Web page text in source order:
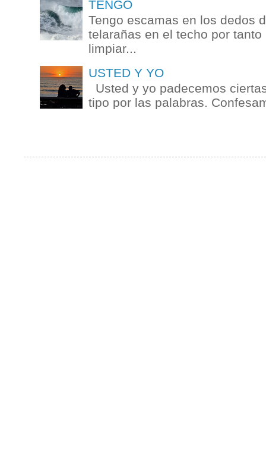
TENGO
Tengo escamas en los dedos
telarañas en el techo por
limpiar...
USTED Y YO
Usted y yo padecemos
tipo por las palabras.